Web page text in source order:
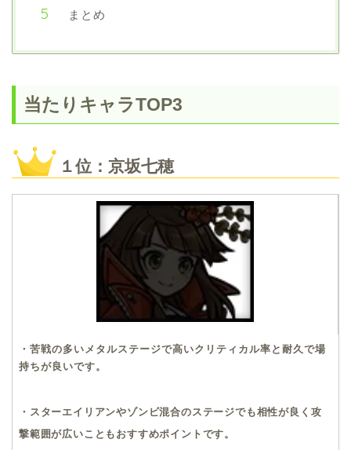
まとめ
当たりキャラTOP3
１位：京坂七穂
・苦戦の多いメタルステージで高いクリティカル率と耐久で場
持ちが良いです。
・スターエイリアンやゾンビ混合のステージでも相性が良く攻
撃範囲が広いこともおすすめポイントです。